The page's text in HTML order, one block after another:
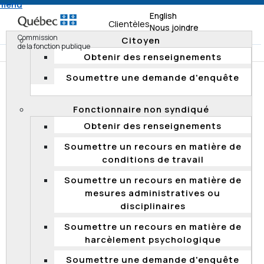
Commission
de la fonction publique
English
Nous joindre
Clientèles
Citoyen
Obtenir des renseignements
Soumettre une demande d'enquête
Fonctionnaire non syndiqué
Obtenir des renseignements
Soumettre un recours en matière de
conditions de travail
Soumettre un recours en matière de
mesures administratives ou
disciplinaires
Soumettre un recours en matière de
harcèlement psychologique
Soumettre une demande d'enquête
Accueil Documentation
Résumés d'enquête
Enquêtes 2016
Refus d'une candidature dans le cadre d'une offre
d'affectation et d'intérêt à la promotion
Refus d'une candidature dans le cadre
d'une offre d'affectation et d'intérêt à la
rapport d’enquête portant sur la décision du ministère
du Travail, de l’Emploi et de la Solidarité sociale (MTESS)
de refuser la candidature d’une requérante dans le